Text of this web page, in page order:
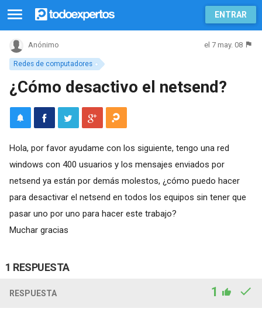
ENTRAR
Redes de computadores
Anónimo el 7 may. 08
¿Cómo desactivo el netsend?
Hola, por favor ayudame con los siguiente, tengo una red
windows con 400 usuarios y los mensajes enviados por
netsend ya están por demás molestos, ¿cómo puedo hacer
para desactivar el netsend en todos los equipos sin tener que
pasar uno por uno para hacer este trabajo?
Muchar gracias
1 RESPUESTA
RESPUESTA 1